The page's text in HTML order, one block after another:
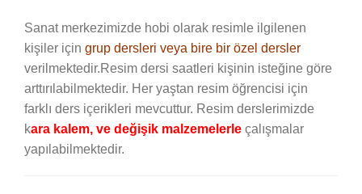
Sanat merkezimizde hobi olarak resimle ilgilenen
kişiler için grup dersleri veya bire bir özel dersler
verilmektedir.Resim dersi saatleri kişinin isteğine göre
arttırılabilmektedir. Her yaştan resim öğrencisi için
farklı ders içerikleri mevcuttur. Resim derslerimizde
kara kalem, ve değişik malzemelerleçalışmalar
yapılabilmektedir.